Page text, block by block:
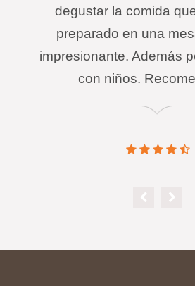
degustar la comida
preparado en una
impresionante. Además
con niños.